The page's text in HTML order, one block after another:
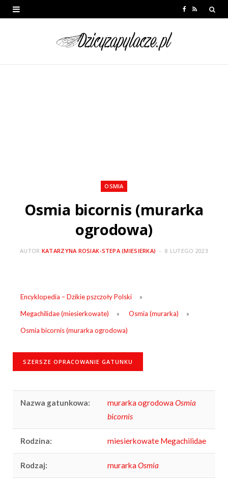
e
R
OSMIA
Osmia bicornis (murarka
ogrodowa)
AUTOR KATARZYNA ROSIAK-STEPA (MIESIERKA) 8 LUTEGO 2023
Encyklopedia – Dzikie pszczoły Polski »
Megachilidae (miesierkowate) » Osmia (murarka) »
Osmia bicornis (murarka ogrodowa)
SZERSZE OPRACOWANIE GATUNKU
Nazwa gatunkowa: murarka ogrodowaOsmia
bicornis
Rodzina: miesierkowate Megachilidae
Rodzaj: murarkaOsmia